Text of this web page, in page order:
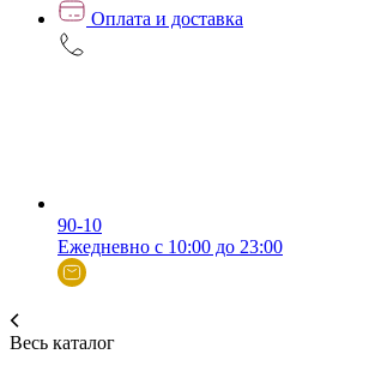
Оплата и доставка
90-10
Ежедневно с 10:00 до 23:00
Весь каталог